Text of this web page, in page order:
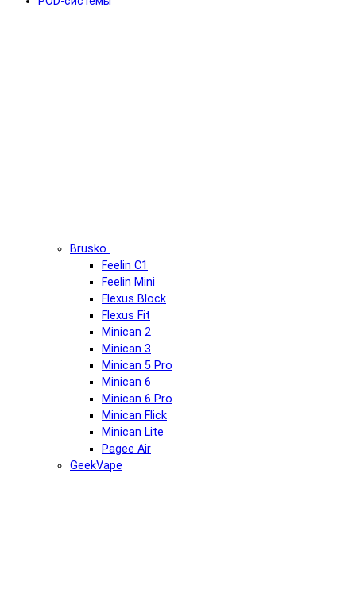
Brusko
Feelin C1
Feelin Mini
Flexus Block
Flexus Fit
Minican 2
Minican 3
Minican 5 Pro
Minican 6
Minican 6 Pro
Minican Flick
Minican Lite
Pagee Air
GeekVape